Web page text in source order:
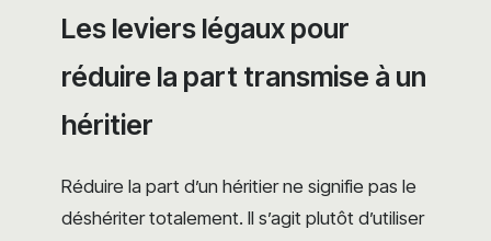
Les leviers légaux pour
réduire la part transmise à un
héritier
Réduire la part d’un héritier ne signifie pas le
déshériter totalement. Il s’agit plutôt d’utiliser